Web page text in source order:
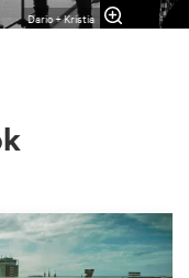
Dario + Kristia